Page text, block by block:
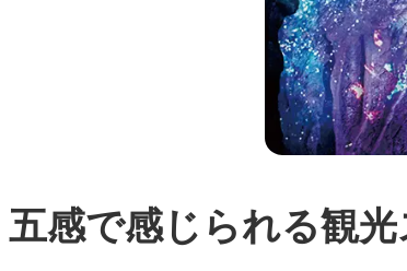
五感で感じられる観